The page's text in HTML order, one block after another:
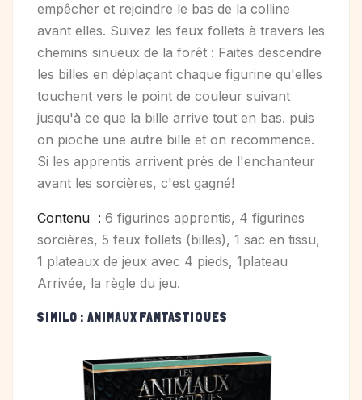
empêcher et rejoindre le bas de la colline
avant elles. Suivez les feux follets à travers les
chemins sinueux de la forêt : Faites descendre
les billes en déplaçant chaque figurine qu'elles
touchent vers le point de couleur suivant
jusqu'à ce que la bille arrive tout en bas. puis
on pioche une autre bille et on recommence.
Si les apprentis arrivent près de l'enchanteur
avant les sorcières, c'est gagné!
Contenu : 6 figurines apprentis, 4 figurines
sorcières, 5 feux follets (billes), 1 sac en tissu,
1 plateaux de jeux avec 4 pieds, 1plateau
Arrivée, la règle du jeu.
SIMILO : ANIMAUX FANTASTIQUES